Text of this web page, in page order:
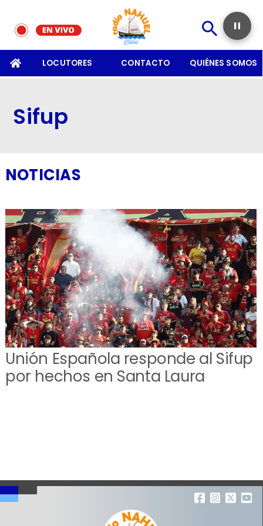
LOCUTORES CONTACTO QUIÉNES SOMOS
Sifup
NOTICIAS
Unión Española responde al Sifup
por hechos en Santa Laura